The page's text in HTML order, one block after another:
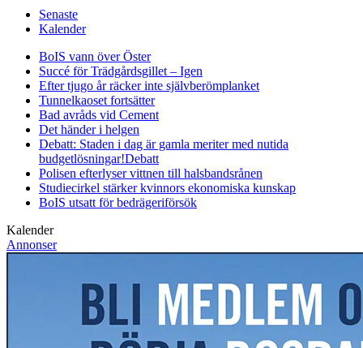
Senaste
Kalender
BoIS vann över Öster
Succé för Trädgårdsgillet – Igen
Efter tjugo år räcker inte självberömplanket
Tunnelkaoset fortsätter
Bad avråds vid Cement
Det händer i helgen
Debatt: Staden i dag är gamla meriter med nutida
budgetlösningar!Debatt
Polisen efterlyser vittnen till halsbandsrånen
Studiecirkel stärker kvinnors ekonomiska kunskap
BoIS utsatt för bedrägeriförsök
Kalender
Annonser